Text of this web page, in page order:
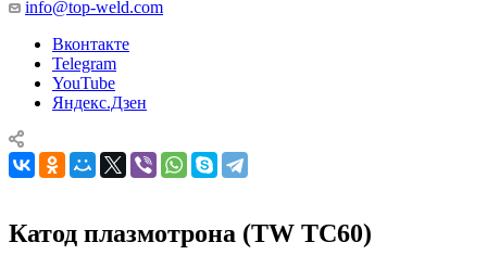
info@top-weld.com
Вконтакте
Telegram
YouTube
Яндекс.Дзен
Катод плазмотрона (TW TC60)